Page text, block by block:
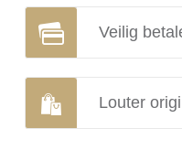
Veilig
Louter